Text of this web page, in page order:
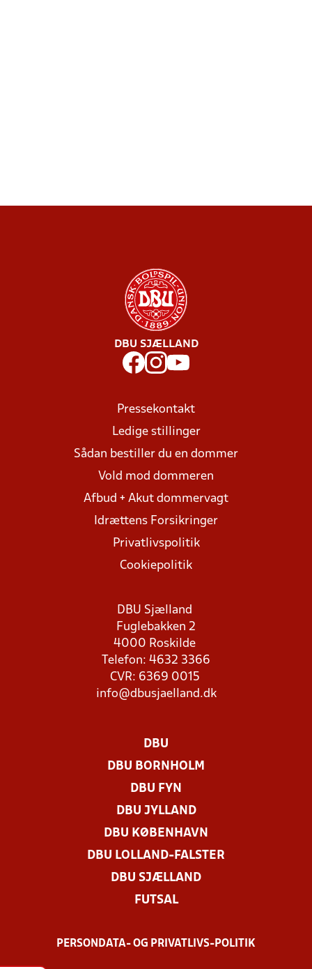
DBU SJÆLLAND
Pressekontakt
Ledige stillinger
Sådan bestiller du en dommer
Vold mod dommeren
Afbud + Akut dommervagt
Idrættens Forsikringer
Privatlivspolitik
Cookiepolitik
DBU Sjælland
Fuglebakken 2
4000 Roskilde
Telefon: 4632 3366
CVR: 6369 0015
info@dbusjaelland.dk
DBU
DBU BORNHOLM
DBU FYN
DBU JYLLAND
DBU KØBENHAVN
DBU LOLLAND-FALSTER
DBU SJÆLLAND
FUTSAL
PERSONDATA- OG PRIVATLIVS-POLITIK